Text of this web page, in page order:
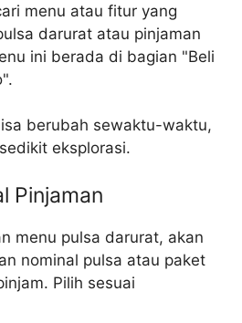
menu atau fitur yang
darurat atau pinjaman
ini berada di bagian "Beli
berubah sewaktu-waktu,
eksplorasi.
Pinjaman
menu pulsa darurat, akan
nominal pulsa atau paket
Pilih sesuai